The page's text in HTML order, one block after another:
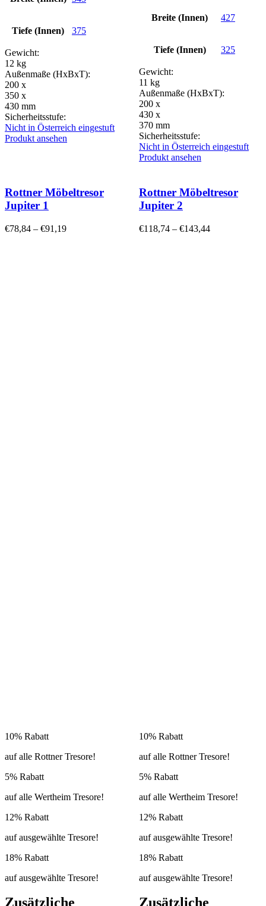
Tiefe (Innen) 375
Gewicht:
12 kg
Außenmaße (HxBxT):
200 x
350 x
430 mm
Sicherheitsstufe:
Nicht in Österreich eingestuft
Produkt ansehen
Breite (Innen) 427
Tiefe (Innen) 325
Gewicht:
11 kg
Außenmaße (HxBxT):
200 x
430 x
370 mm
Sicherheitsstufe:
Nicht in Österreich eingestuft
Produkt ansehen
Rottner Möbeltresor
Jupiter 1
€78,84 – €91,19
10% Rabatt
auf alle Rottner Tresore!
5% Rabatt
auf alle Wertheim Tresore!
12% Rabatt
auf ausgewählte Tresore!
18% Rabatt
auf ausgewählte Tresore!
Zusätzliche
Rottner Möbeltresor
Jupiter 2
€118,74 – €143,44
10% Rabatt
auf alle Rottner Tresore!
5% Rabatt
auf alle Wertheim Tresore!
12% Rabatt
auf ausgewählte Tresore!
18% Rabatt
auf ausgewählte Tresore!
Zusätzliche